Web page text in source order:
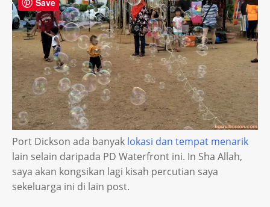
Port Dickson ada banyak lokasi dan tempat menarik
lain selain daripada PD Waterfront ini. In Sha Allah,
saya akan kongsikan lagi kisah percutian saya
sekeluarga ini di lain post.